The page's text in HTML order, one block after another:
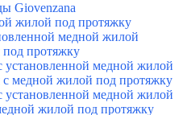
Giovenzana
жилой под протяжку
медной жилой
под протяжку
установленной медной жилой
с медной жилой под протяжку
установленной медной жилой
жилой под протяжку